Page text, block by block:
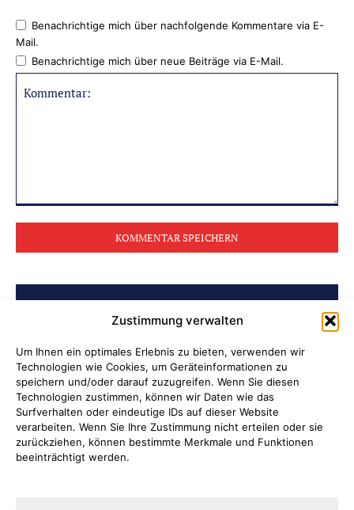
Zustimmung verwalten
Um Ihnen ein optimales Erlebnis zu bieten, verwenden wir
Technologien wie Cookies, um Geräteinformationen zu
speichern und/oder darauf zuzugreifen. Wenn Sie diesen
Technologien zustimmen, können wir Daten wie das
Surfverhalten oder eindeutige IDs auf dieser Website
verarbeiten. Wenn Sie Ihre Zustimmung nicht erteilen oder sie
zurückziehen, können bestimmte Merkmale und Funktionen
beeinträchtigt werden.
Benachrichtige mich über nachfolgende Kommentare via E-
Mail.
Benachrichtige mich über neue Beiträge via E-Mail.
BELIEBTE BEITRÄGE
Ni hao in Attendorn
Lauter Abend in der NoiseBox
Kulturring Attendorn präsentiert
Kultursaison 2026/2027